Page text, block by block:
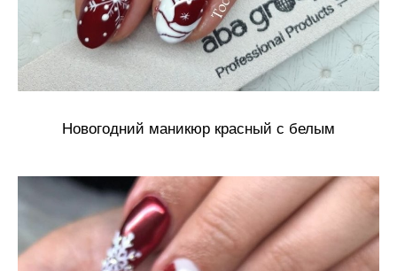
Новогодний маникюр красный с белым